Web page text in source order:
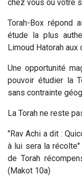
chez vous ou votre
Torah-Box répond
étude la plus
Limoud Hatorah
Une opportunité
pouvoir étudier la
sans contrainte
La Torah ne reste
"Rav Achi a dit :
à lui sera la
de Torah
(Makot 10a)